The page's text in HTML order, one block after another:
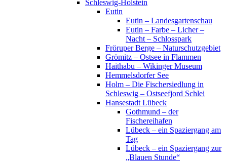
Schleswig-Holstein
Eutin
Eutin – Landesgartenschau
Eutin – Farbe – Licher –
Nacht – Schlosspark
Fröruper Berge – Naturschutzgebiet
Grömitz – Ostsee in Flammen
Haithabu – Wikinger Museum
Hemmelsdorfer See
Holm – Die Fischersiedlung in
Schleswig – Ostseefjord Schlei
Hansestadt Lübeck
Gothmund – der
Fischereihafen
Lübeck – ein Spaziergang am
Tag
Lübeck – ein Spaziergang zur
„Blauen Stunde“